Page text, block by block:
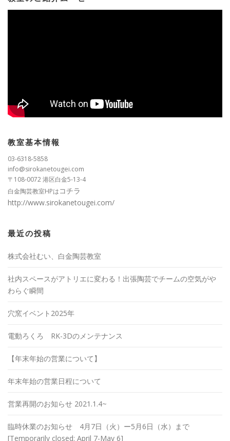
教室基本情報
03-6318-5858
info@sirokanetougei.com
〒108-0072 港区白金5-13-4
白金陶芸教室HPはコチラ
http://www.sirokanetougei.com/
最近の投稿
株式会社むい、白金陶芸教室
社内スペースがアトリエに変わる！出張陶芸でチームの空気がや
わらぐ瞬間
穴窯イベント2025年
電動ろくろ RK-3Dのメンテナンス
【年末年始の営業について】
年末年始の営業日程について
営業再開のお知らせ 2021.1.4~
臨時休業のお知らせ 4月7日（火）ー5月6日（水）まで
[Temporarily closed: April 7-May 6]